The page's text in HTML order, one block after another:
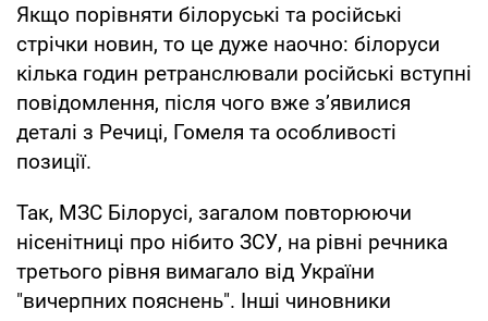
Якщо порівняти білоруські та російські
стрічки новин, то це дуже наочно: білоруси
кілька годин ретранслювали російські вступні
повідомлення, після чого вже з’явилися
деталі з Речиці, Гомеля та особливості
позиції.
Так, МЗС Білорусі, загалом повторюючи
нісенітниці про нібито ЗСУ, на рівні речника
третього рівня вимагало від України
"вичерпних пояснень". Інші чиновники